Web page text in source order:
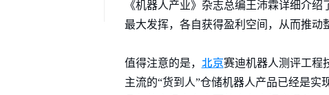
《机器人产业》杂志总编王沛霖详细介
最大发挥，各自获得盈利空间，从而推动
值得注意的是， 北京赛迪机器人测评工程
主流的“货到人”仓储机器人产品已经是